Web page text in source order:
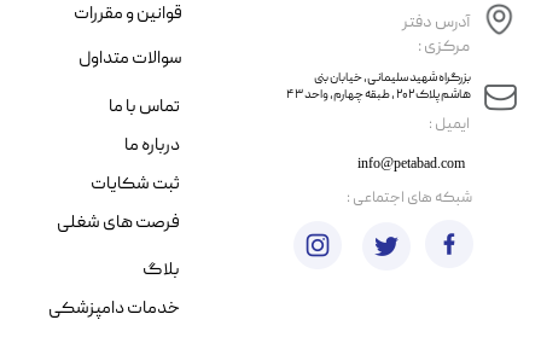
​ایمیل :
آدرس دفتر
مرکزی :
info@petabad.com
​​بزرگراه شهید سلیمانی، خیابان بنی
هاشم پلاک ۲۰۲ ، طبقه چهارم، واحد ۴۳
قوانین و مقررات
سوالات متداول
تماس با ما
درباره ما
ثبت شکایات
فرصت های شغلی
​شبکه های اجتماعی :
بلاگ
خدمات دامپزشکی